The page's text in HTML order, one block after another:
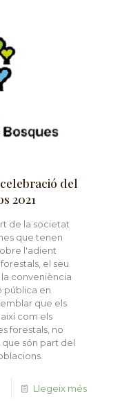
del
2021
de la societat
que tenen
l'adient
el seu
conveniència
pública en
que els
com els
forestals, no
són part del
Llegeix més